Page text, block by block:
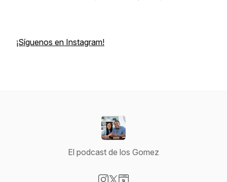
¡Síguenos en Instagram!
El podcast de los Gomez